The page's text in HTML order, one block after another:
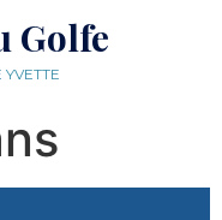
Golfe